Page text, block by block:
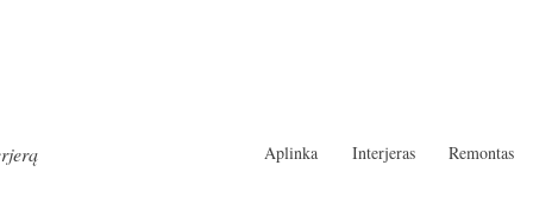
Aplinka Interjeras Remontas